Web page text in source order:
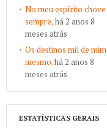
No meu espírito chove
sempre,há 2 anos 8
meses atrás
Os destinos mil de mim
mesmo.há 2 anos 8
meses atrás
ESTATÍSTICAS GERAIS